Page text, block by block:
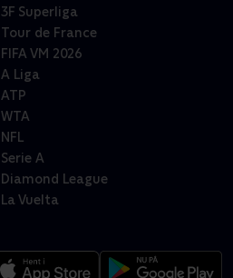
3F Superliga
Tour de France
FIFA VM 2026
A Liga
ATP
WTA
NFL
Serie A
Diamond League
La Vuelta